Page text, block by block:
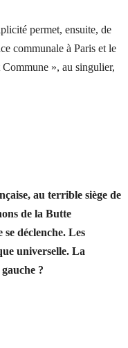
permet, ensuite, de
communale à Paris et le
», au singulier,
au terrible siège de
de la Butte
déclenche. Les
universelle. La
?